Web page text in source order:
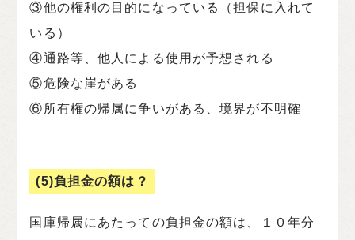
③他の権利の目的になっている（担保に入れて
いる）
④通路等、他人による使用が予想される
⑤危険な崖がある
⑥所有権の帰属に争いがある、境界が不明確
(5)負担金の額は？
国庫帰属にあたっての負担金の額は、１０年分